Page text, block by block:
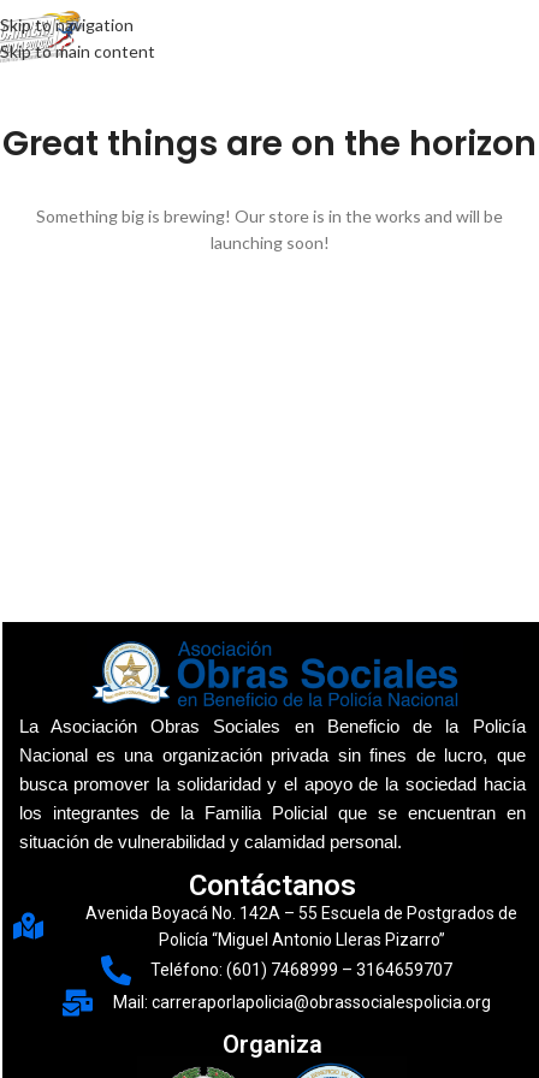
Skip to navigation
Skip to main content
Great things are on the horizon
Something big is brewing! Our store is in the works and will be
launching soon!
La Asociación Obras Sociales en Beneficio de la Policía
Nacional es una organización privada sin fines de lucro, que
busca promover la solidaridad y el apoyo de la sociedad hacia
los integrantes de la Familia Policial que se encuentran en
situación de vulnerabilidad y calamidad personal.
Contáctanos
Avenida Boyacá No. 142A – 55 Escuela de Postgrados de
Policía “Miguel Antonio Lleras Pizarro”
Teléfono: (601) 7468999 – 3164659707
Mail: carreraporlapolicia@obrassocialespolicia.org
Organiza